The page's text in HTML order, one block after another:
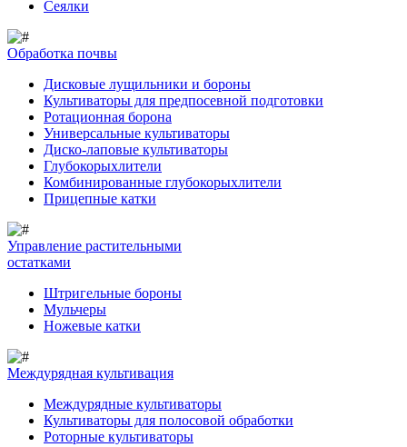
Сеялки
Обработка почвы
Дисковые лущильники и бороны
Культиваторы для предпосевной подготовки
Ротационная борона
Универсальные культиваторы
Диско-лаповые культиваторы
Глубокорыхлители
Комбинированные глубокорыхлители
Прицепные катки
Управление растительными
остатками
Штригельные бороны
Мульчеры
Ножевые катки
Междурядная культивация
Междурядные культиваторы
Культиваторы для полосовой обработки
Роторные культиваторы